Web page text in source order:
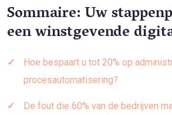
Sommaire: Uw
een winstgevende
Hoe bespaart u tot 20% op
procesautomatisering?
De fout die 60% van de bedrijven